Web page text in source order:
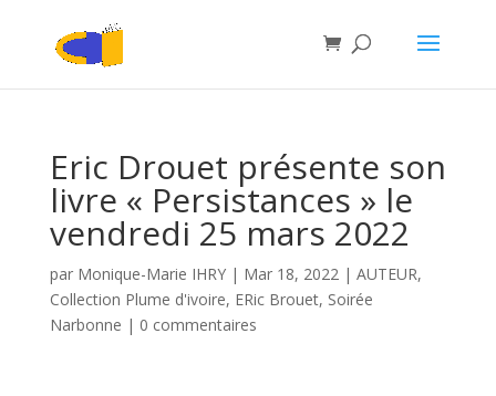
Eric Drouet présente son
livre « Persistances » le
vendredi 25 mars 2022
par Monique-Marie IHRY| Mar 18, 2022| AUTEUR,
Collection Plume d'ivoire, ERic Brouet, Soirée
Narbonne | 0 commentaires